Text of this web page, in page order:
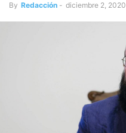
By Redacción - diciembre 2, 2020